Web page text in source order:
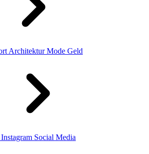
Architektur Mode Geld
Instagram Social Media